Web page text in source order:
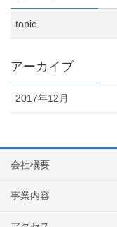
topic
アーカイブ
2017年12月
会社概要
事業内容